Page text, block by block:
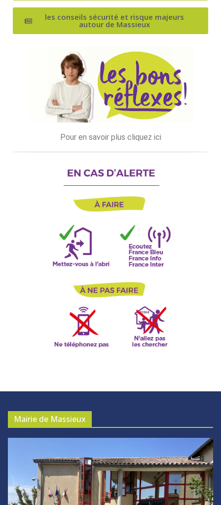
les conseils sécurité et risque majeurs
autour de Massieux
Pour en savoir plus cliquez ici
Mairie de Massieux